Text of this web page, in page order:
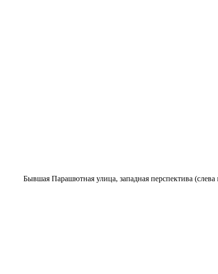
Бывшая Парашютная улица, западная перспектива